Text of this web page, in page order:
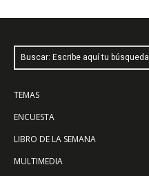
Buscar: Escribe aquí tu búsqueda
TEMAS
ENCUESTA
LIBRO DE LA SEMANA
MULTIMEDIA